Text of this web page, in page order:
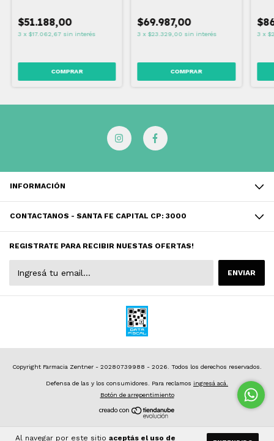
Al navegar por este sitio aceptás el uso de
$51.188,00
3 x $17.062,67 sin interés
$69.987,00
3 x $23.329,00 sin interés 3 x
INFORMACIÓN
CONTACTANOS - SANTA FE CAPITAL CP: 3000
REGISTRATE PARA RECIBIR NUESTAS OFERTAS!
Copyright Farmacia Zentner - 20280739988 - 2026. Todos los derechos reservados.
Defensa de las y los consumidores. Para reclamos ingresá acá.
Botón de arrepentimiento